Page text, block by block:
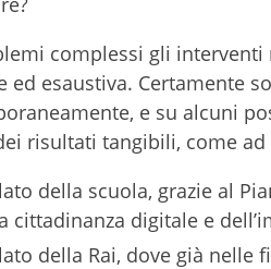
complessi gli
ed esaustiva. Certamente
e su alcuni
risultati tangibili, come ad
della scuola, grazie al
cittadinanza digitale e
della Rai, dove già